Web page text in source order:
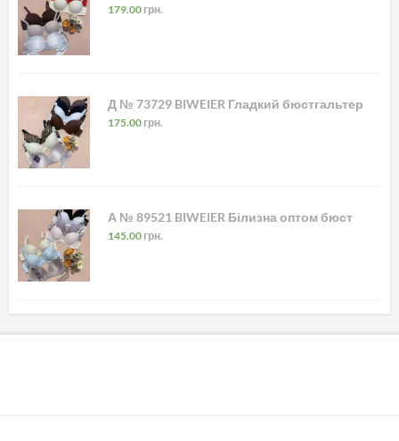
179.00 грн.
Д № 73729 BIWEIER Гладкий бюстгальтер
175.00 грн.
А № 89521 BIWEIER Білизна оптом бюст
145.00 грн.